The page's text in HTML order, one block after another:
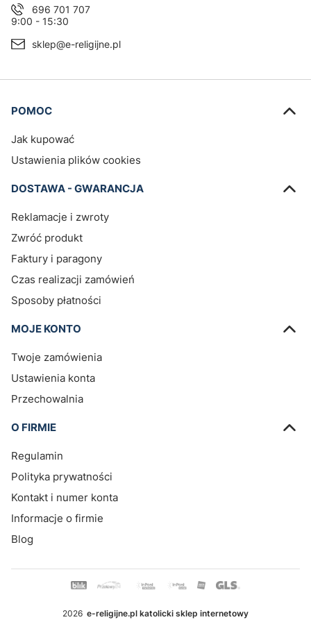
696 701 707
9:00 - 15:30
sklep@e-religijne.pl
Linki w stopce
POMOC
Jak kupować
Ustawienia plików cookies
DOSTAWA - GWARANCJA
Reklamacje i zwroty
Zwróć produkt
Faktury i paragony
Czas realizacji zamówień
Sposoby płatności
MOJE KONTO
Twoje zamówienia
Ustawienia konta
Przechowalnia
O FIRMIE
Regulamin
Polityka prywatności
Kontakt i numer konta
Informacje o firmie
Blog
2026 e-religijne.pl katolicki sklep internetowy